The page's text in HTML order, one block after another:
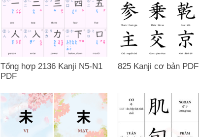
Tổng hợp 2136 Kanji N5-N1
PDF
825 Kanji cơ bản PDF